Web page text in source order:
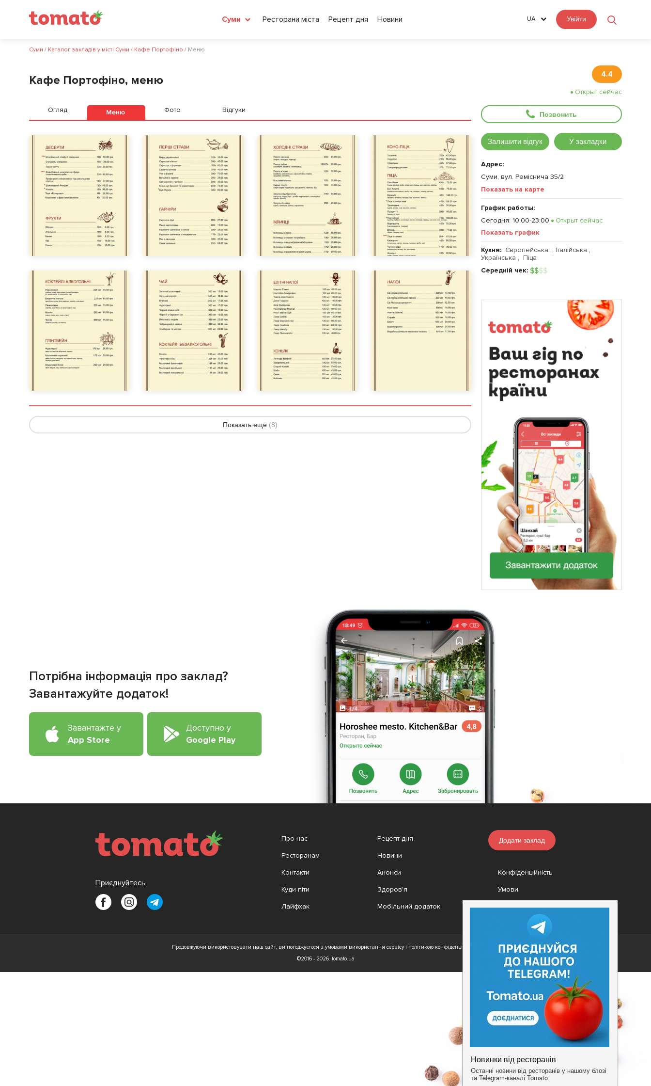
Суми Ресторани міста Рецепт дня Новини UA Увійти
Суми / Каталог закладів у місті Суми / Кафе Портофіно / Меню
Кафе Портофіно, меню 4.4
Открыт сейчас
Позвонить
Залишити відгук У закладки
Адрес:
Суми, вул. Реміснича 35/2
Показать на карте
График работы:
Сегодня: 10:00-23:00
Открыт сейчас
Показать график
Кухня: Європейська , Італійська ,
Українська , Піца
Середній чек: $$$$
Огляд Меню Фото Відгуки
Показать ещё (8)
Потрібна інформація про заклад?
Завантажуйте додаток!
Завантажте у
App Store
Доступно у
Google Play
Приєднуйтесь
Про нас
Ресторанам
Контакти
Куди піти
Лайфхак
Рецепт дня
Новини
Анонси
Здоров'я
Мобільний додаток
Додати заклад
Конфіденційність
Умови
Продовжуючи використовувати наш сайт, ви погоджуєтеся з умовами використання сервісу і політикою конфіденційності.
©2016 - 2026. tomato.ua